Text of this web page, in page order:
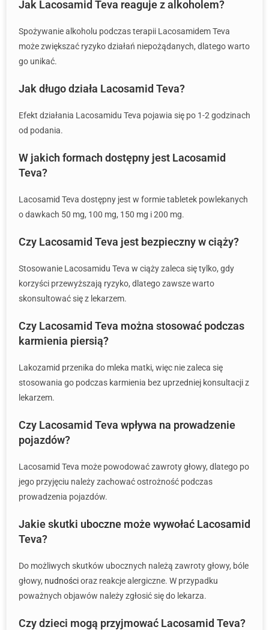
Jak Lacosamid Teva reaguje z alkoholem?
Spożywanie alkoholu podczas terapii Lacosamidem Teva
może zwiększać ryzyko działań niepożądanych, dlatego warto
go unikać.
Jak długo działa Lacosamid Teva?
Efekt działania Lacosamidu Teva pojawia się po 1-2 godzinach
od podania.
W jakich formach dostępny jest Lacosamid
Teva?
Lacosamid Teva dostępny jest w formie tabletek powlekanych
o dawkach 50 mg, 100 mg, 150 mg i 200 mg.
Czy Lacosamid Teva jest bezpieczny w ciąży?
Stosowanie Lacosamidu Teva w ciąży zaleca się tylko, gdy
korzyści przewyższają ryzyko, dlatego zawsze warto
skonsultować się z lekarzem.
Czy Lacosamid Teva można stosować podczas
karmienia piersią?
Lakozamid przenika do mleka matki, więc nie zaleca się
stosowania go podczas karmienia bez uprzedniej konsultacji z
lekarzem.
Czy Lacosamid Teva wpływa na prowadzenie
pojazdów?
Lacosamid Teva może powodować zawroty głowy, dlatego po
jego przyjęciu należy zachować ostrożność podczas
prowadzenia pojazdów.
Jakie skutki uboczne może wywołać Lacosamid
Teva?
Do możliwych skutków ubocznych należą zawroty głowy, bóle
głowy, nudnościoraz reakcje alergiczne. W przypadku
poważnych objawów należy zgłosić się do lekarza.
Czy dzieci mogą przyjmować Lacosamid Teva?